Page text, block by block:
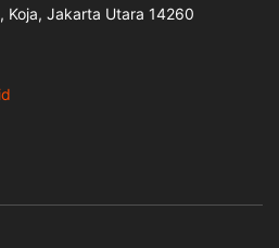
Koja, Jakarta Utara 14260